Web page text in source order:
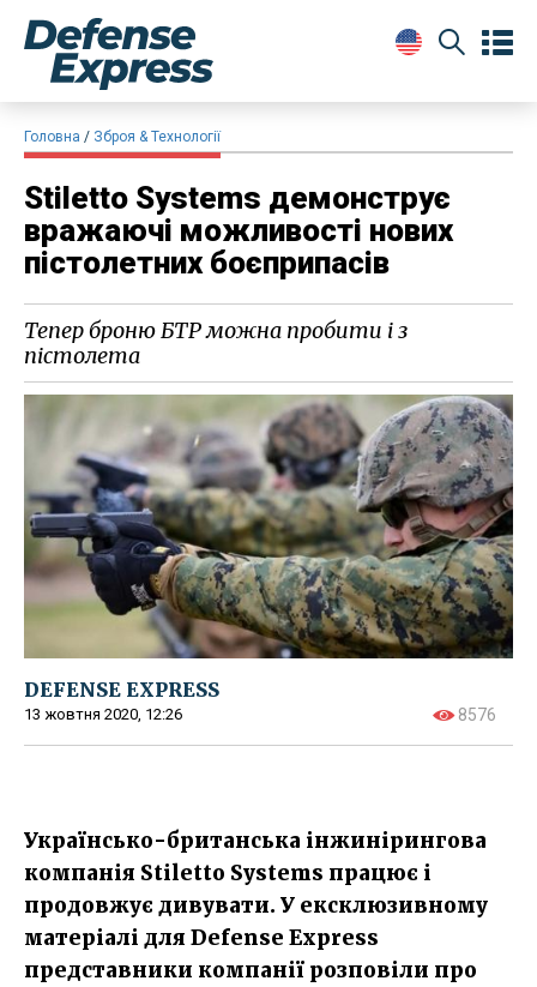
Головна Зброя & Технології
Stiletto Systems демонструє
вражаючі можливості нових
пістолетних боєприпасів
Тепер броню БТР можна пробити і з
пістолета
DEFENSE EXPRESS
13 жовтня 2020, 12:26 8576
Українсько-британська інжинірингова
компанія Stiletto Systems працює і
продовжує дивувати. У ексклюзивному
матеріалі для Defense Express
представники компанії розповіли про